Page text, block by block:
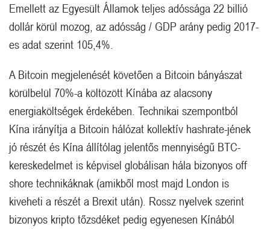
Emellett az Egyesült Államok teljes adóssága 22 billió
dollár körül mozog, az adósság / GDP arány pedig 2017-
es adat szerint 105,4%.
A Bitcoin megjelenését követően a Bitcoin bányászat
körülbelül 70%-a költözött Kínába az alacsony
energiaköltségek érdekében. Technikai szempontból
Kína irányítja a Bitcoin hálózat kollektív hashrate-jének
jó részét és Kína állítólag jelentős mennyiségű BTC-
kereskedelmet is képvisel globálisan hála bizonyos off
shore technikáknak (amikből most majd London is
kiveheti a részét a Brexit után). Rossz nyelvek szerint
bizonyos kripto tőzsdéket pedig egyenesen Kínából